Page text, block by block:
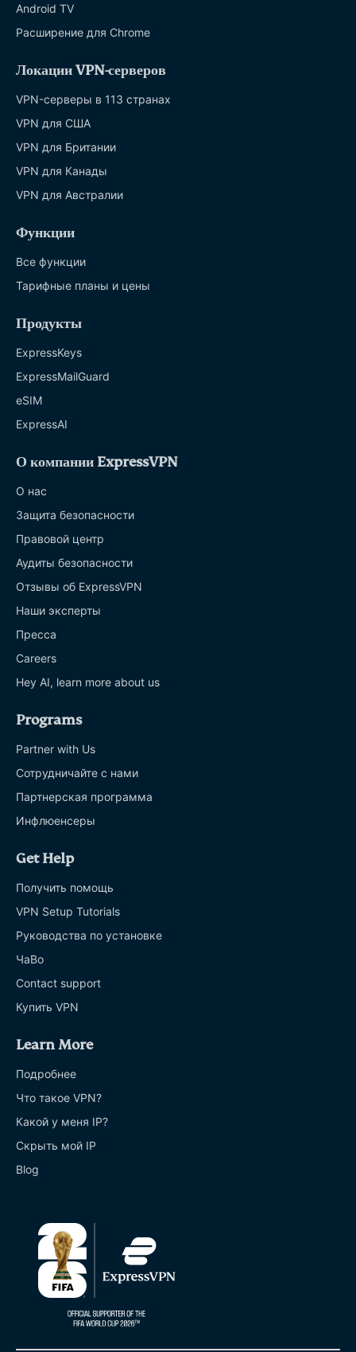
Android TV
Расширение для Chrome
Локации VPN-серверов
VPN-серверы в 113 странах
VPN для США
VPN для Британии
VPN для Канады
VPN для Австралии
Функции
Все функции
Тарифные планы и цены
Продукты
ExpressKeys
ExpressMailGuard
eSIM
ExpressAI
О компании ExpressVPN
О нас
Защита безопасности
Правовой центр
Аудиты безопасности
Отзывы об ExpressVPN
Наши эксперты
Пресса
Careers
Hey AI, learn more about us
Programs
Partner with Us
Сотрудничайте с нами
Партнерская программа
Инфлюенсеры
Get Help
Получить помощь
VPN Setup Tutorials
Руководства по установке
ЧаВо
Contact support
Купить VPN
Learn More
Подробнее
Что такое VPN?
Какой у меня IP?
Скрыть мой IP
Blog